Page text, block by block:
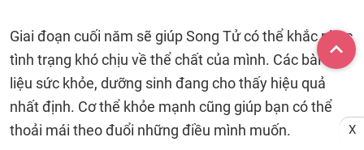
Giai đoạn cuối năm sẽ giúp Song Tử có thể khắc phục
tình trạng khó chịu về thể chất của mình. Các bài trị
liệu sức khỏe, dưỡng sinh đang cho thấy hiệu quả
nhất định. Cơ thể khỏe mạnh cũng giúp bạn có thể
thoải mái theo đuổi những điều mình muốn.
X